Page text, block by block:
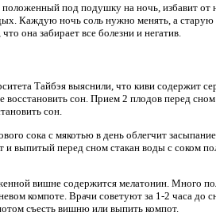
под подушку на ночь, избавит от
Каждую ночь соль нужно менять, а старую
она забирает все болезни и негатив.
Тайбэя выяснили, что киви содержит
восстановить сон. Прием 2 плодов перед сном
сон.
сока с мякотью в день облегчит
выпитый перед сном стакан воды с соком
вишне содержится мелатонин. Много
компоте. Врачи советуют за 1-2 часа до
съесть вишню или выпить компот.